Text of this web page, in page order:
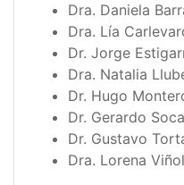
Dra. Daniela
Dra. Lía
Dr. Jorge
Dra. Natalia
Dr. Hugo
Dr. Gerardo Soca
Dr. Gustavo
Dra. Lorena